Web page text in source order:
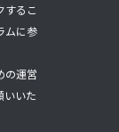
するこ
ムに参
の運営
いいた